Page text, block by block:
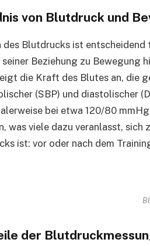
von Blutdruck und
des Blutdrucks ist
seiner Beziehung zu Bewegung
die Kraft des Blutes an, die
(SBP) und diastolischer
bei etwa 120/80
was viele dazu veranlasst,
ist: vor oder nach dem
der